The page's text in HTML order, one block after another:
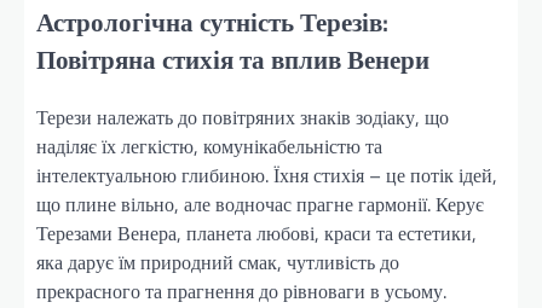
Астрологічна сутність Терезів:
Повітряна стихія та вплив Венери
Терези належать до повітряних знаків зодіаку, що
наділяє їх легкістю, комунікабельністю та
інтелектуальною глибиною. Їхня стихія – це потік ідей,
що плине вільно, але водночас прагне гармонії. Керує
Терезами Венера, планета любові, краси та естетики,
яка дарує їм природний смак, чутливість до
прекрасного та прагнення до рівноваги в усьому.